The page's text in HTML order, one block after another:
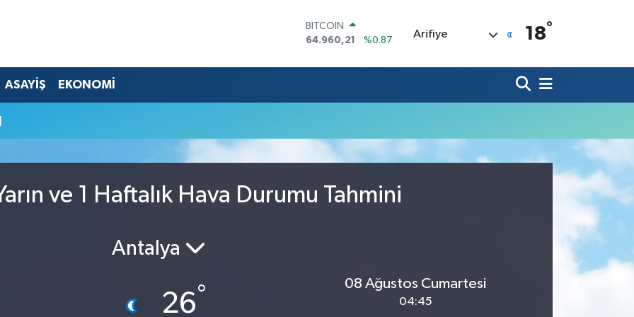
BITCOIN
64.960,21
%0.87
47,7436
%0.18
GRAM ALTIN
6660.55
%0.03
Arifiye 18°
ASAYİŞ EKONOMİ
ve 1 Haftalık Hava Durumu Tahmini
Antalya
26°
08 Ağustos Cumartesi
04:45